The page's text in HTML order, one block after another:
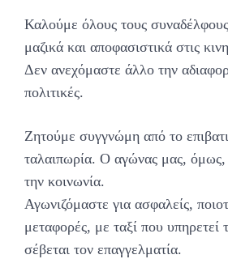
Καλούμε όλους τους
μαζικά και αποφασιστικά στις
Δεν ανεχόμαστε άλλο την
πολιτικές.
Ζητούμε συγγνώμη από το
ταλαιπωρία. Ο αγώνας μας,
την κοινωνία.
Αγωνιζόμαστε για ασφαλείς,
μεταφορές, με ταξί που υπηρετεί
σέβεται τον επαγγελματία.